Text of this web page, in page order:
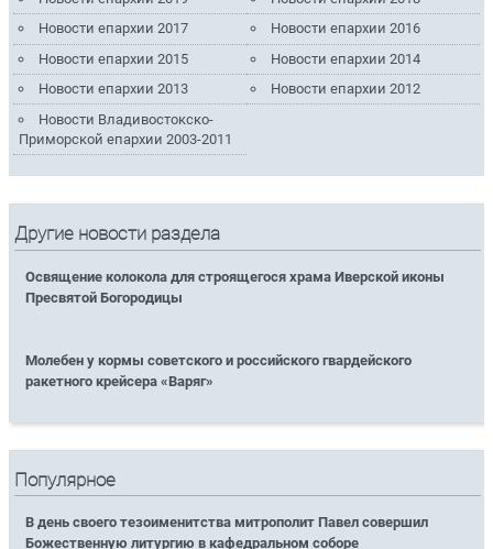
Новости епархии 2017
Новости епархии 2016
Новости епархии 2015
Новости епархии 2014
Новости епархии 2013
Новости епархии 2012
Новости Владивостокско-
Приморской епархии 2003-2011
Другие новости раздела
Освящение колокола для строящегося храма Иверской иконы
Пресвятой Богородицы
Молебен у кормы советского и российского гвардейского
ракетного крейсера «Варяг»
Популярное
В день своего тезоименитства митрополит Павел совершил
Божественную литургию в кафедральном соборе